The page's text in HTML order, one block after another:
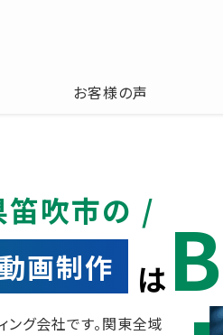
お客様の声
笛吹市の
画制作 は
グ会社です。関東全域